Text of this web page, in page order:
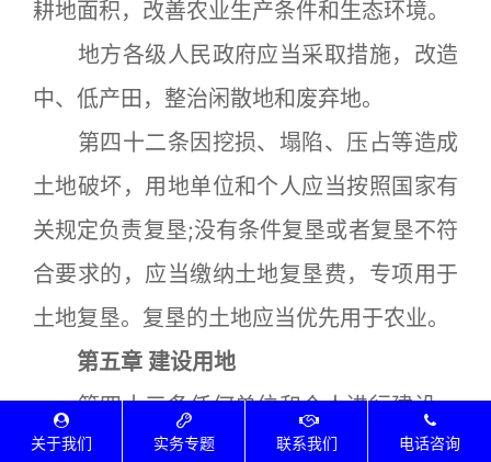
耕地面积，改善农业生产条件和生态环境。
地方各级人民政府应当采取措施，改造
中、低产田，整治闲散地和废弃地。
第四十二条因挖损、塌陷、压占等造成
土地破坏，用地单位和个人应当按照国家有
关规定负责复垦;没有条件复垦或者复垦不符
合要求的，应当缴纳土地复垦费，专项用于
土地复垦。复垦的土地应当优先用于农业。
第五章 建设用地
第四十三条任何单位和个人进行建设，
需要使用土地的，必须依法申请使用国有土
关于我们 实务专题 联系我们 电话咨询